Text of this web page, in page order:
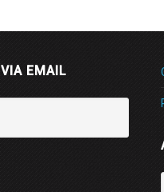
EMAIL